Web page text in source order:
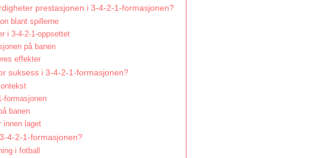
prestasjonen i 3-4-2-1-formasjonen?
blant spillerne
i 3-4-2-1-oppsettet
på banen
effekter
suksess i 3-4-2-1-formasjonen?
formasjonen
banen
innen laget
4-2-1-formasjonen?
i fotball